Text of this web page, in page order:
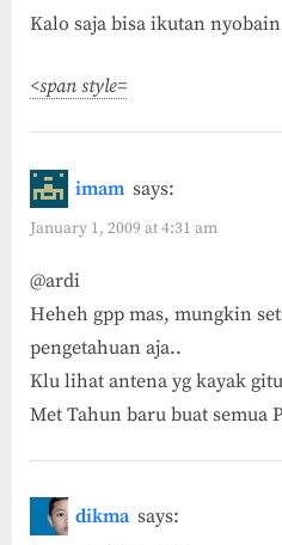
Kalo saja bisa ikutan
<span style=
imam says:
January 1, 2009 at 4:31 am
@ardi
Heheh gpp mas, mungkin
pengetahuan aja..
Klu lihat antena yg kayak
Met Tahun baru buat semua
dikma says: